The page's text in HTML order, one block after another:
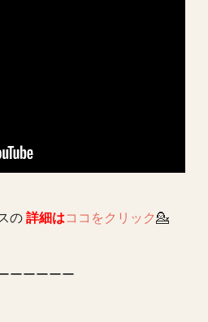
の 詳細はココをクリック💁
ーーーーー